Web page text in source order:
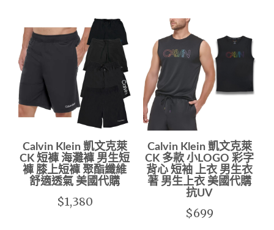
Calvin Klein 凱文克萊
CK 短褲 海灘褲 男生短
褲 膝上短褲 聚酯纖維
舒適透氣 美國代購
$1,380
Calvin Klein 凱文克萊
CK 多款 小LOGO 彩字
背心 短袖 上衣 男生衣
著 男生上衣 美國代購
抗UV
$699